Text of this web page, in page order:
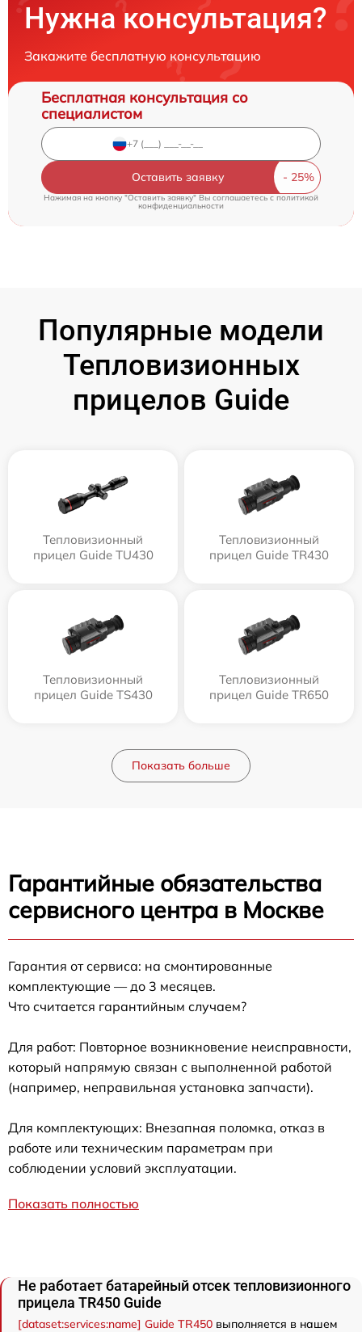
Нужна консультация?
Закажите бесплатную консультацию
Бесплатная консультация со
специалистом
Оставить заявку
Нажимая на кнопку "Оставить заявку" Вы соглашаетесь cполитикой
конфиденциальности
Популярные модели
Тепловизионных
прицелов Guide
Тепловизионный
прицел Guide TU430
Тепловизионный
прицел Guide TR430
Тепловизионный
прицел Guide TS430
Тепловизионный
прицел Guide TR650
Показать больше
Гарантийные обязательства
сервисного центра в Москве
Гарантия от сервиса: на смонтированные
комплектующие — до 3 месяцев.
Что считается гарантийным случаем?
Для работ: Повторное возникновение неисправности,
который напрямую связан с выполненной работой
(например, неправильная установка запчасти).
Для комплектующих: Внезапная поломка, отказ в
работе или техническим параметрам при
соблюдении условий эксплуатации.
Показать полностью
Не работает батарейный отсек тепловизионного
прицела TR450 Guide
[dataset:services:name] Guide TR450 выполняется в нашем